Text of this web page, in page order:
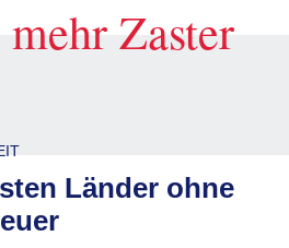
Zaster
Länder ohne